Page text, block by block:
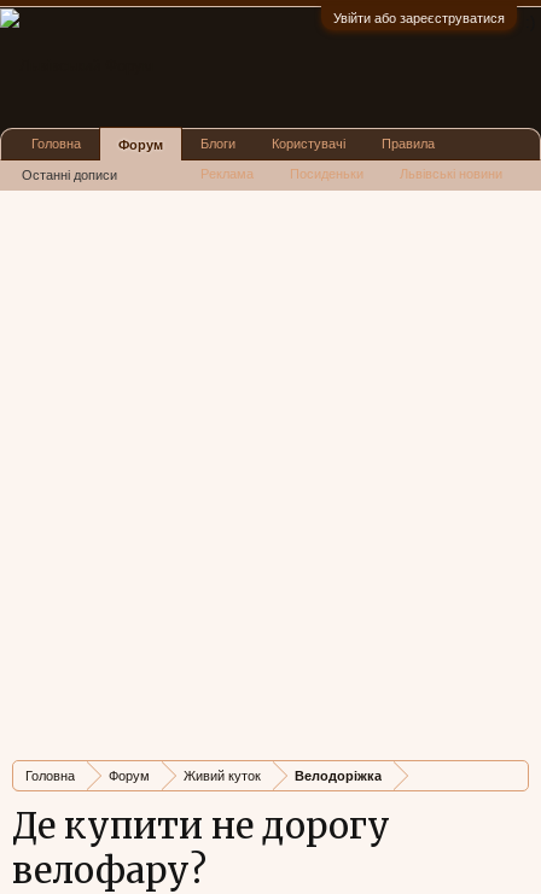
Увійти або зареєструватися
Головна Форум Живий куток Велодоріжка
Де купити не дорогу
велофару?
Головна Форум
Останні дописи
Блоги Користувачі Правила
Реклама Посиденьки Львівські новини